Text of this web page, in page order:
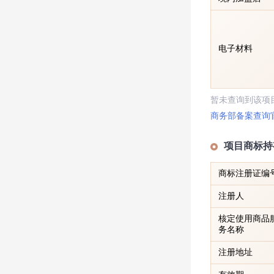
电子材料
暂未查询到该项
商务部备案查询
项目商标
商标注册证编
注册人
核定使用商品
务名称
注册地址